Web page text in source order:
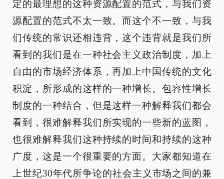
定的最理想的这种资源配置的范式，与我们资
源配置的范式不太一致。而这个不一致，与我
们传统的常识还相违背，这个违背就是我们所
看到的我们是在一种社会主义政治制度，加上
自由的市场经济体系，再加上中国传统的文化
积淀，所形成的这样的一种增长。包容性增长
制度的一种结合，但是这样一种解释我们都会
看到，很难解释我们所实现的一些新的蓝图，
也很难解释我们这种持续的时间和持续的这种
广度，这是一个很重要的方面。大家都知道在
上世纪30年代所争论的社会主义市场之间的兼